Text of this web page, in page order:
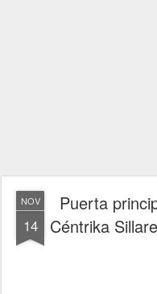
NOV
14
Puerta
Céntrika